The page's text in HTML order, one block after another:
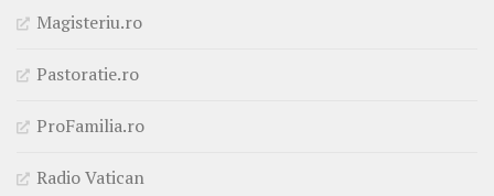
Magisteriu.ro
Pastoratie.ro
ProFamilia.ro
Radio Vatican